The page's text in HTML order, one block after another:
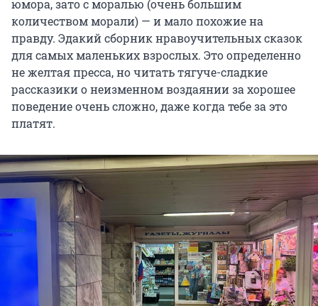
юмора, зато с моралью (очень большим
количеством морали) — и мало похожие на
правду. Эдакий сборник нравоучительных сказок
для самых маленьких взрослых. Это определенно
не желтая пресса, но читать тягуче-сладкие
рассказики о неизменном воздаянии за хорошее
поведение очень сложно, даже когда тебе за это
платят.